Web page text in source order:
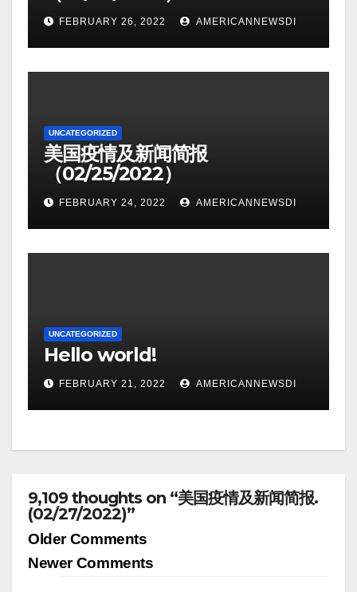
FEBRUARY 26, 2022 AMERICANNEWSDI
UNCATEGORIZED
美国疫情及新闻简报
（02/25/2022）
FEBRUARY 24, 2022 AMERICANNEWSDI
UNCATEGORIZED
Hello world!
FEBRUARY 21, 2022 AMERICANNEWSDI
9,109 thoughts on “美国疫情及新闻简报.
(02/27/2022)”
Comment
navigation
Older Comments
Newer Comments